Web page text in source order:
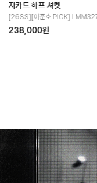
모듈 스퀘어 패턴 카라 니트 탑
[26SS] LMM51742
117,600원